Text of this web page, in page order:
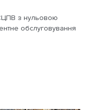
з нульовою
обслуговування